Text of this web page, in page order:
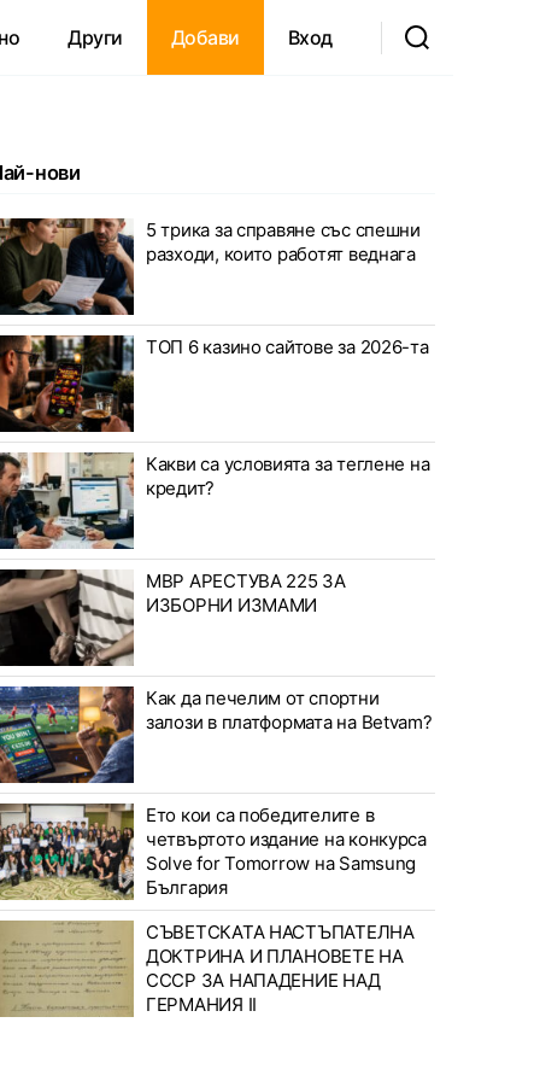
Други Добави Вход
нови
5 трика за справяне със спешни
разходи, които работят веднага
ТОП 6 казино сайтове за 2026-та
Какви са условията за теглене на
кредит?
МВР АРЕСТУВА 225 ЗА
ИЗБОРНИ ИЗМАМИ
Как да печелим от спортни
залози в платформата на Betvam?
Ето кои са победителите в
четвъртото издание на конкурса
Solve for Tomorrow на Samsung
България
СЪВЕТСКАТА НАСТЪПАТЕЛНА
ДОКТРИНА И ПЛАНОВЕТЕ НА
СССР ЗА НАПАДЕНИЕ НАД
ГЕРМАНИЯ II